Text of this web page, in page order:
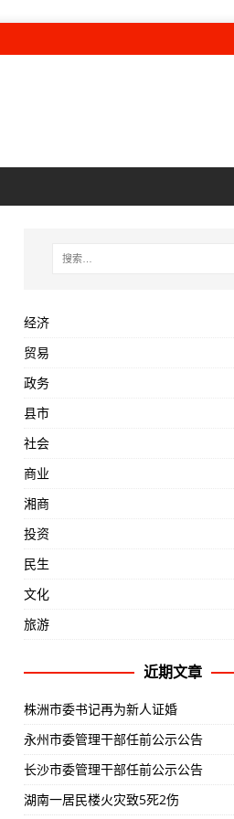
经济
贸易
政务
县市
社会
商业
湘商
投资
民生
文化
旅游
近期文章
株洲市委书记再为新人证婚
永州市委管理干部任前公示公告
长沙市委管理干部任前公示公告
湖南一居民楼火灾致5死2伤